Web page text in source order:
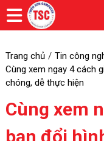
Trang chủ
Tin công
Cùng xem ngay 4 cách
chóng, dễ thực hiện
Cùng xem
bạn đổi